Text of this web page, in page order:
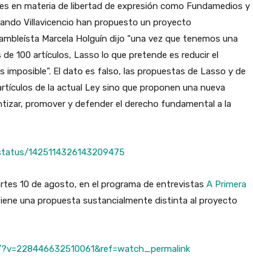
en materia de libertad de expresión como Fundamedios y
Villavicencio han propuesto un proyecto
Marcela Holguín dijo “una vez que tenemos una
100 artículos, Lasso lo que pretende es reducir el
imposible”. El dato es falso, las propuestas de Lasso y de
de la actual Ley sino que proponen una nueva
promover y defender el derecho fundamental a la
1425114326143209475
10 de agosto, en el programa de entrevistas A Primera
una propuesta sustancialmente distinta al proyecto